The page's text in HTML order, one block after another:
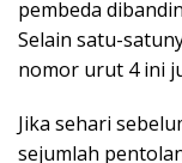
pembeda
Selain satu-
nomor urut 4 ini
Jika sehari
sejumlah